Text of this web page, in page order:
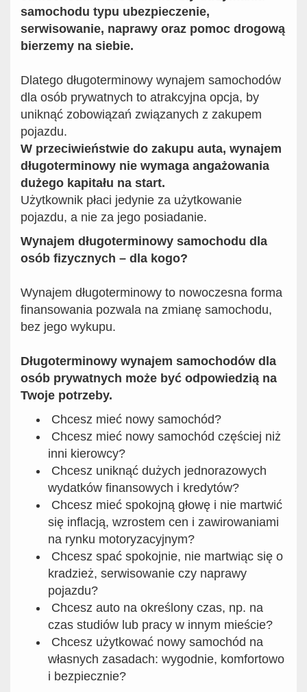
samochodu typu ubezpieczenie,
serwisowanie, naprawy oraz pomoc drogową
bierzemy na siebie.
Dlatego długoterminowy wynajem samochodów
dla osób prywatnych to atrakcyjna opcja, by
uniknąć zobowiązań związanych z zakupem
pojazdu.
W przeciwieństwie do zakupu auta, wynajem
długoterminowy nie wymaga angażowania
dużego kapitału na start.
Użytkownik płaci jedynie za użytkowanie
pojazdu, a nie za jego posiadanie.
Wynajem długoterminowy samochodu dla
osób fizycznych – dla kogo?
Wynajem długoterminowy to nowoczesna forma
finansowania pozwala na zmianę samochodu,
bez jego wykupu.
Długoterminowy wynajem samochodów dla
osób prywatnych może być odpowiedzią na
Twoje potrzeby.
Chcesz mieć nowy samochód?
Chcesz mieć nowy samochód częściej niż
inni kierowcy?
Chcesz uniknąć dużych jednorazowych
wydatków finansowych i kredytów?
Chcesz mieć spokojną głowę i nie martwić
się inflacją, wzrostem cen i zawirowaniami
na rynku motoryzacyjnym?
Chcesz spać spokojnie, nie martwiąc się o
kradzież, serwisowanie czy naprawy
pojazdu?
Chcesz auto na określony czas, np. na
czas studiów lub pracy w innym mieście?
Chcesz użytkować nowy samochód na
własnych zasadach: wygodnie, komfortowo
i bezpiecznie?